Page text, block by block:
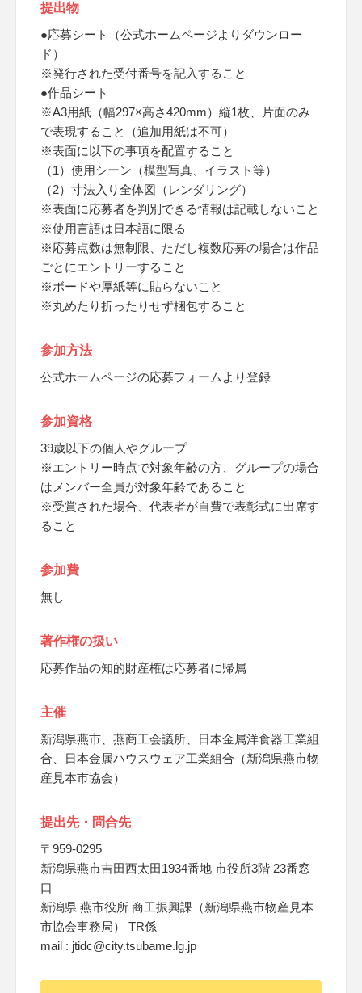
提出物
●応募シート（公式ホームページよりダウンロー
ド）
※発行された受付番号を記入すること
●作品シート
※A3用紙（幅297×高さ420mm）縦1枚、片面のみ
で表現すること（追加用紙は不可）
※表面に以下の事項を配置すること
（1）使用シーン（模型写真、イラスト等）
（2）寸法入り全体図（レンダリング）
※表面に応募者を判別できる情報は記載しないこと
※使用言語は日本語に限る
※応募点数は無制限、ただし複数応募の場合は作品
ごとにエントリーすること
※ボードや厚紙等に貼らないこと
※丸めたり折ったりせず梱包すること
参加方法
公式ホームページの応募フォームより登録
参加資格
39歳以下の個人やグループ
※エントリー時点で対象年齢の方、グループの場合
はメンバー全員が対象年齢であること
※受賞された場合、代表者が自費で表彰式に出席す
ること
参加費
無し
著作権の扱い
応募作品の知的財産権は応募者に帰属
主催
新潟県燕市、燕商工会議所、日本金属洋食器工業組
合、日本金属ハウスウェア工業組合（新潟県燕市物
産見本市協会）
提出先・問合先
〒959-0295
新潟県燕市吉田西太田1934番地 市役所3階 23番窓
口
新潟県 燕市役所 商工振興課（新潟県燕市物産見本
市協会事務局） TR係
mail : jtidc@city.tsubame.lg.jp